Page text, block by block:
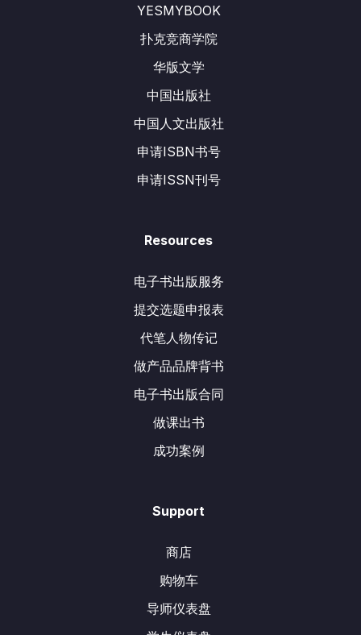
YESMYBOOK
扑克竞商学院
华版文学
中国出版社
中国人文出版社
申请ISBN书号
申请ISSN刊号
Resources
电子书出版服务
提交选题申报表
代笔人物传记
做产品品牌背书
电子书出版合同
做课出书
成功案例
Support
商店
购物车
导师仪表盘